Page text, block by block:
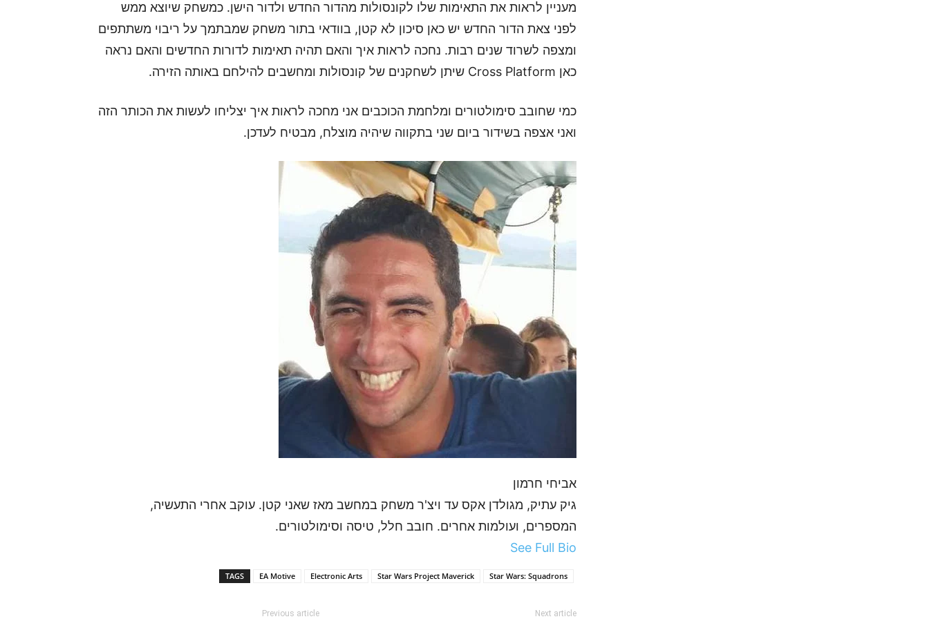
מעניין לראות את התאימות שלו לקונסולות מהדור החדש ולדור הישן. כמשחק שיוצא ממש
לפני צאת הדור החדש יש כאן סיכון לא קטן, בוודאי בתור משחק שמבתמך על ריבוי משתתפים
ומצפה לשרוד שנים רבות. נחכה לראות איך והאם תהיה תאימות לדורות החדשים והאם נראה
כאן Cross Platform שיתן לשחקנים של קונסולות ומחשבים להילחם באותה הזירה.
כמי שחובב סימולטורים ומלחמת הכוכבים אני מחכה לראות איך יצליחו לעשות את הכותר הזה
ואני אצפה בשידור ביום שני בתקווה שיהיה מוצלח, מבטיח לעדכן.
אביחי חרמון
גיק עתיק, מגולדן אקס עד ויצ'ר משחק במחשב מאז שאני קטן. עוקב אחרי התעשיה,
המספרים, ועולמות אחרים. חובב חלל, טיסה וסימולטורים.
See Full Bio
TAGS EA Motive Electronic Arts Star Wars Project Maverick Star Wars: Squadrons
Previous article Next article